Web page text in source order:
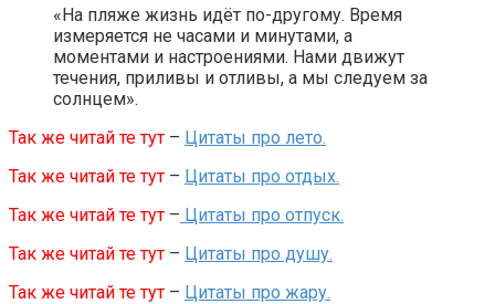
«На пляже жизнь идёт по-другому. Время
измеряется не часами и минутами, а
моментами и настроениями. Нами движут
течения, приливы и отливы, а мы следуем за
солнцем».
Так же читай те тут – Цитаты про лето.
Так же читай те тут – Цитаты про отдых.
Так же читай те тут – Цитаты про отпуск.
Так же читай те тут – Цитаты про душу.
Так же читай те тут – Цитаты про жару.